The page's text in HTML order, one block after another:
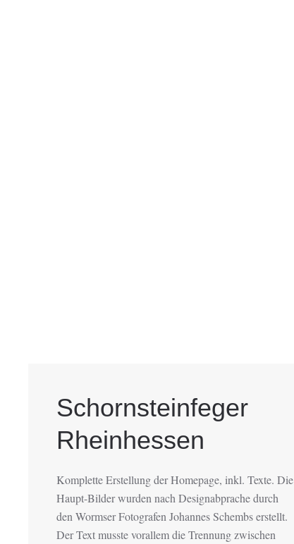
Schornsteinfeger
Rheinhessen
Komplette Erstellung der Homepage, inkl. Texte. Die
Haupt-Bilder wurden nach Designabprache durch
den Wormser Fotografen Johannes Schembs erstellt.
Der Text musste vorallem die Trennung zwischen